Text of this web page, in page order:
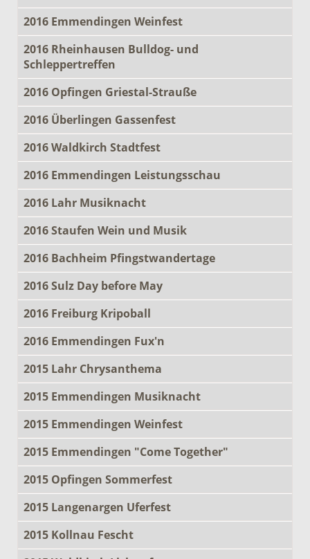
2016 Emmendingen Weinfest
2016 Rheinhausen Bulldog- und
Schleppertreffen
2016 Opfingen Griestal-Strauße
2016 Überlingen Gassenfest
2016 Waldkirch Stadtfest
2016 Emmendingen Leistungsschau
2016 Lahr Musiknacht
2016 Staufen Wein und Musik
2016 Bachheim Pfingstwandertage
2016 Sulz Day before May
2016 Freiburg Kripoball
2016 Emmendingen Fux'n
2015 Lahr Chrysanthema
2015 Emmendingen Musiknacht
2015 Emmendingen Weinfest
2015 Emmendingen "Come Together"
2015 Opfingen Sommerfest
2015 Langenargen Uferfest
2015 Kollnau Fescht